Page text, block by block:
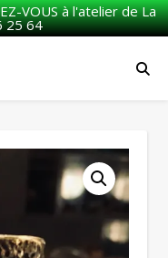
VOUS à l'atelier de La
25 64